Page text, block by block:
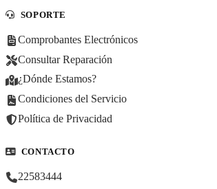
SOPORTE
Comprobantes Electrónicos
Consultar Reparación
¿Dónde Estamos?
Condiciones del Servicio
Política de Privacidad
CONTACTO
22583444